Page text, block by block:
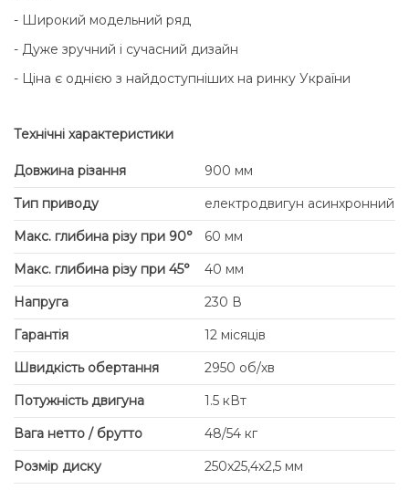
- Широкий модельний ряд
- Дуже зручний і сучасний дизайн
- Ціна є однією з найдоступніших на ринку України
Технічні характеристики
Довжина різання
900 мм
Тип приводу
електродвигун асинхронний
Макс. глибина різу при 90°
60 мм
Макс. глибина різу при 45°
40 мм
Напруга
230 В
Гарантія
12 місяців
Швидкість обертання
2950 об/хв
Потужність двигуна
1.5 кВт
Вага нетто / брутто
48/54 кг
Розмір диску
250x25,4x2,5 мм